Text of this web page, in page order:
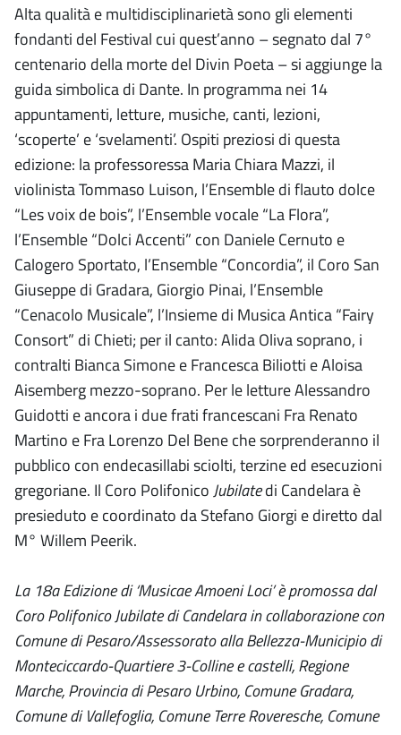
Alta qualità e multidisciplinarietà sono gli elementi
fondanti del Festival cui quest’anno – segnato dal 7°
centenario della morte del Divin Poeta – si aggiunge la
guida simbolica di Dante. In programma nei 14
appuntamenti, letture, musiche, canti, lezioni,
‘scoperte’ e ‘svelamenti’. Ospiti preziosi di questa
edizione: la professoressa Maria Chiara Mazzi, il
violinista Tommaso Luison, l’Ensemble di flauto dolce
“Les voix de bois”, l’Ensemble vocale “La Flora”,
l’Ensemble “Dolci Accenti” con Daniele Cernuto e
Calogero Sportato, l’Ensemble “Concordia”, il Coro San
Giuseppe di Gradara, Giorgio Pinai, l’Ensemble
“Cenacolo Musicale”, l’Insieme di Musica Antica “Fairy
Consort” di Chieti; per il canto: Alida Oliva soprano, i
contralti Bianca Simone e Francesca Biliotti e Aloisa
Aisemberg mezzo-soprano. Per le letture Alessandro
Guidotti e ancora i due frati francescani Fra Renato
Martino e Fra Lorenzo Del Bene che sorprenderanno il
pubblico con endecasillabi sciolti, terzine ed esecuzioni
gregoriane. Il Coro PolifonicoJubilatedi Candelara è
presieduto e coordinato da Stefano Giorgi e diretto dal
M° Willem Peerik.
La 18a Edizione di ‘Musicae Amoeni Loci’ è promossa dal
Coro Polifonico Jubilate di Candelara in collaborazione con
Comune di Pesaro/Assessorato alla Bellezza-Municipio di
Monteciccardo-Quartiere 3-Colline e castelli, Regione
Marche, Provincia di Pesaro Urbino, Comune Gradara,
Comune di Vallefoglia, Comune Terre Roveresche, Comune